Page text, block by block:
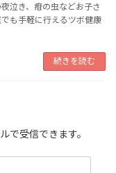
泣き、疳の虫などお子さ
も手軽に行えるツボ健康
続きを読む
で受信できます。